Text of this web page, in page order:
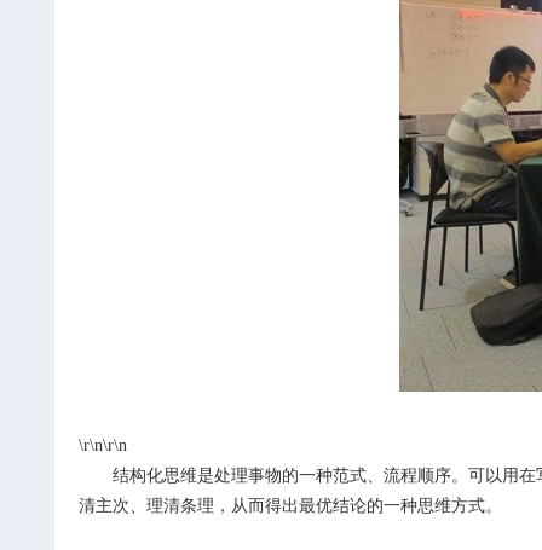
\r\n\r\n
结构化思维是处理事物的一种范式、流程顺序。可以用
清主次、理清条理，从而得出最优结论的一种思维方式。